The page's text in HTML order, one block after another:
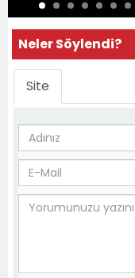
Neler Söylendi?
Site